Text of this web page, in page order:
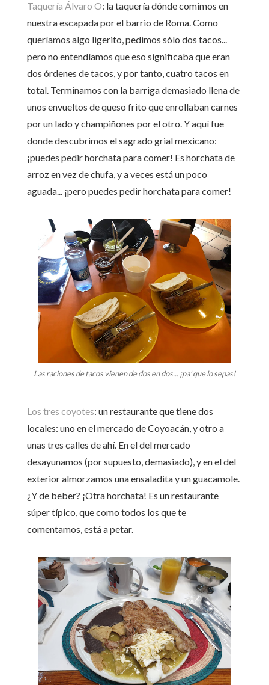
Taquería Álvaro O: la taquería dónde comimos en
nuestra escapada por el barrio de Roma. Como
queríamos algo ligerito, pedimos sólo dos tacos...
pero no entendíamos que eso significaba que eran
dos órdenes de tacos, y por tanto, cuatro tacos en
total. Terminamos con la barriga demasiado llena de
unos envueltos de queso frito que enrollaban carnes
por un lado y champiñones por el otro. Y aquí fue
donde descubrimos el sagrado grial mexicano:
¡puedes pedir horchata para comer! Es horchata de
arroz en vez de chufa, y a veces está un poco
aguada... ¡pero puedes pedir horchata para comer!
Las raciones de tacos vienen de dos en dos... ¡pa' que lo sepas!
Los tres coyotes: un restaurante que tiene dos
locales: uno en el mercado de Coyoacán, y otro a
unas tres calles de ahí. En el del mercado
desayunamos (por supuesto, demasiado), y en el del
exterior almorzamos una ensaladita y un guacamole.
¿Y de beber? ¡Otra horchata! Es un restaurante
súper típico, que como todos los que te
comentamos, está a petar.